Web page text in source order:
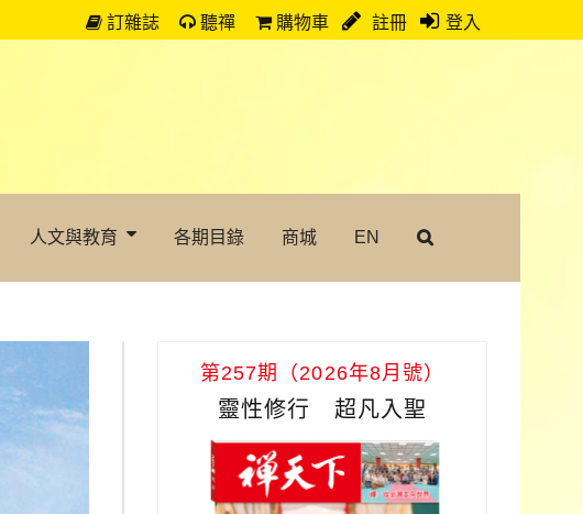
訂雜誌 聽禪 購物車 註冊 登入
人文與教育 各期目錄 商城 EN
第257期（2026年8月號）
靈性修行 超凡入聖